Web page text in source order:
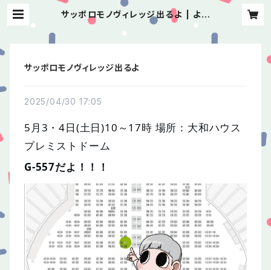
サッポロモノヴィレッジ出るよ | よし
サッポロモノヴィレッジ出るよ
2025/04/30 17:05
5月3・4日(土日)10～17時 場所：大和ハウス
プレミストドーム
G-557だよ！！！